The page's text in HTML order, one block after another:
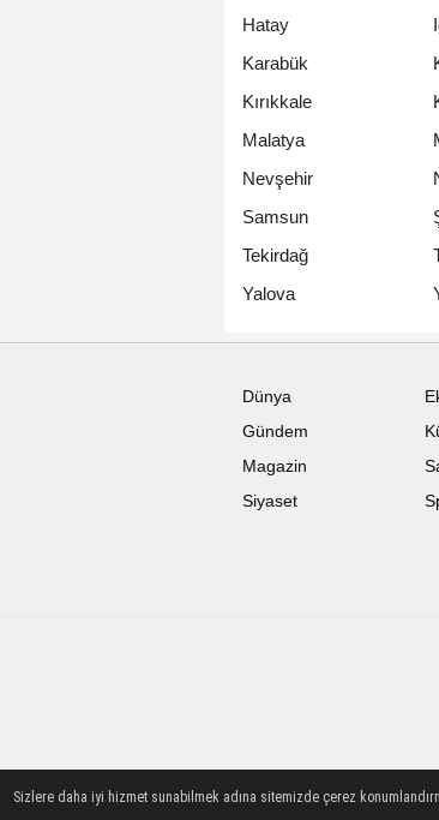
Hatay
Karabük
Kırıkkale
Malatya
Nevşehir
Samsun
Tekirdağ
Yalova
Dünya
Gündem
Magazin
Siyaset
Sizlere daha iyi hizmet sunabilmek adına sitemizde çerez